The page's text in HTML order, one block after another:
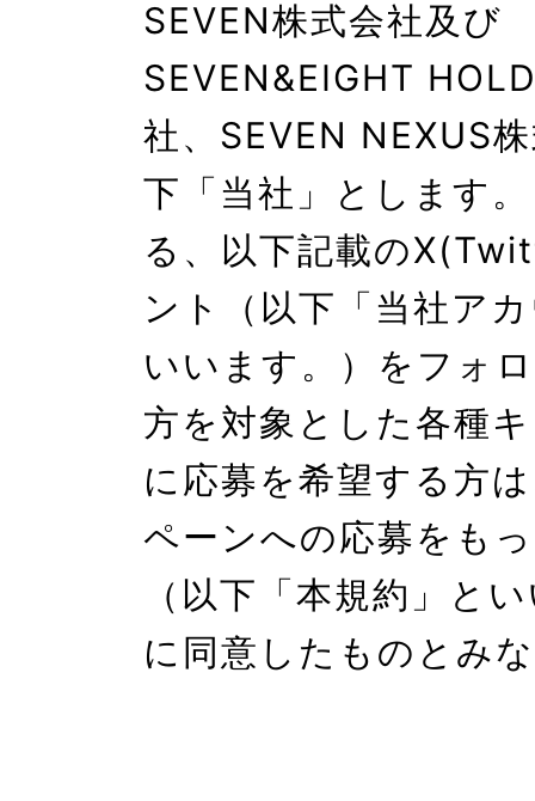
SEVEN株式会社及び
SEVEN&EIGHT
社、SEVEN NEXUS
下「当社」とします
る、以下記載の
ント（以下「当社ア
いいます。）をフォ
方を対象とした各種
に応募を希望する方
ペーンへの応募をも
（以下「本規約」と
に同意したものとみ